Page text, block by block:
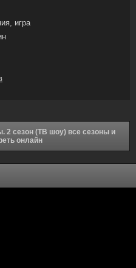
игра
2 сезон (ТВ шоу) все сезоны и
онлайн